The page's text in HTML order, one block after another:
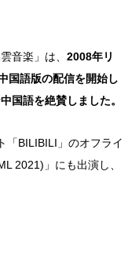
音楽」は、 2008年リ
国語版の配信を開始し
国語を絶賛しました。
「BILIBILI」のオフライ
2021)」にも出演し、